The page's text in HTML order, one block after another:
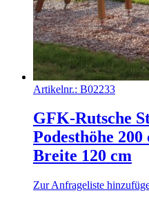
Artikelnr.: B02233
GFK-Rutsche
Podesthöhe
Breite 120 cm
Zur Anfrageliste